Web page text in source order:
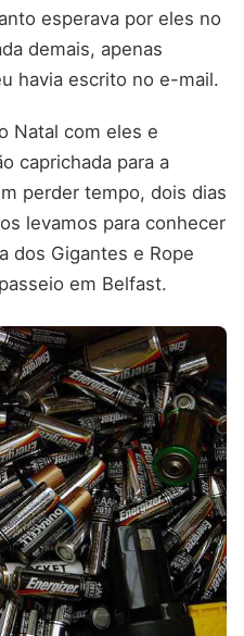
esperava por eles no
demais, apenas
havia escrito no e-mail.
Natal com eles e
caprichada para a
perder tempo, dois dias
levamos para conhecer
dos Gigantes e Rope
em Belfast.